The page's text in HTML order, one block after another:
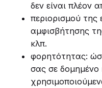
δεν είναι πλέον
περιορισμού της
αμφισβήτησης
κλπ.
φορητότητας:
σας σε δομημένο